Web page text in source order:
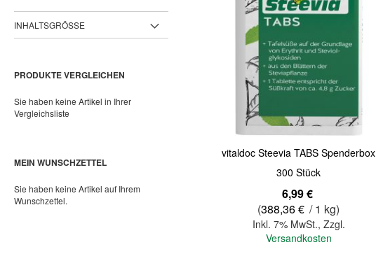
vitaldoc Steevia TABS Spenderbox
300 Stück
6,99 €
(388,36 € / 1 kg)
Inkl. 7% MwSt., Zzgl.
Versandkosten
INHALTSGRÖSSE
PRODUKTE VERGLEICHEN
Sie haben keine Artikel in Ihrer
Vergleichsliste
MEIN WUNSCHZETTEL
Sie haben keine Artikel auf Ihrem
Wunschzettel.